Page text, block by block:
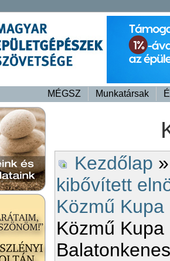
MÉGSZ Munkatársak
Kezdőlap
kibővített
Közmű
Közmű Kupa